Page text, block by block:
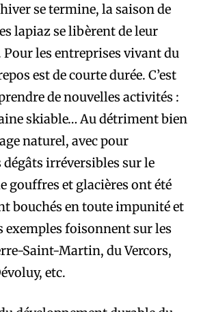
se termine, la saison de
lapiaz se libèrent de leur
Pour les entreprises vivant du
est de courte durée. C’est
de nouvelles activités :
skiable… Au détriment bien
naturel, avec pour
dégâts irréversibles sur le
gouffres et glacières ont été
bouchés en toute impunité et
exemples foisonnent sur les
Saint-Martin, du Vercors,
etc.